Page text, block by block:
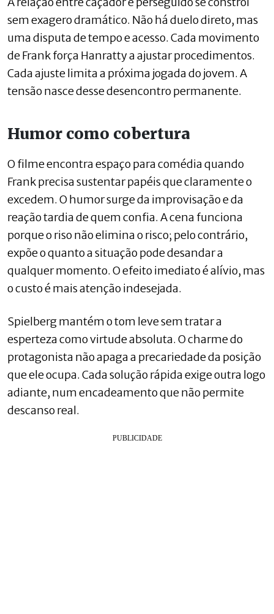
sem exagero dramático. Não há duelo direto, mas
uma disputa de tempo e acesso. Cada movimento
de Frank força Hanratty a ajustar procedimentos.
Cada ajuste limita a próxima jogada do jovem. A
tensão nasce desse desencontro permanente.
Humor como cobertura
O filme encontra espaço para comédia quando
Frank precisa sustentar papéis que claramente o
excedem. O humor surge da improvisação e da
reação tardia de quem confia. A cena funciona
porque o riso não elimina o risco; pelo contrário,
expõe o quanto a situação pode desandar a
qualquer momento. O efeito imediato é alívio, mas
o custo é mais atenção indesejada.
Spielberg mantém o tom leve sem tratar a
esperteza como virtude absoluta. O charme do
protagonista não apaga a precariedade da posição
que ele ocupa. Cada solução rápida exige outra logo
adiante, num encadeamento que não permite
descanso real.